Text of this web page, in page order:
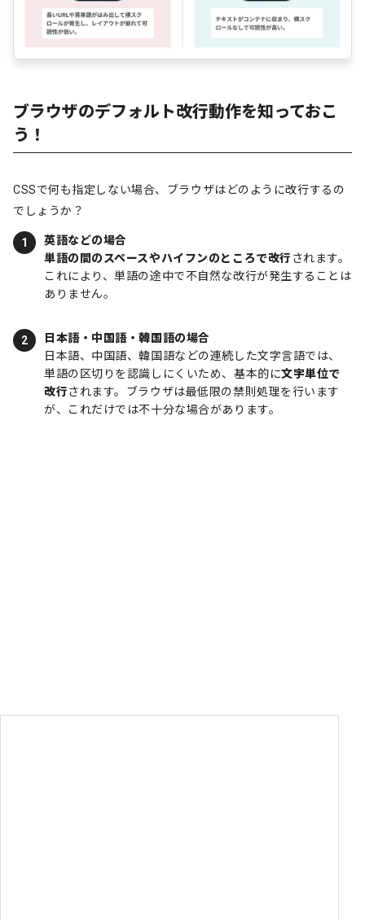
ブラウザのデフォルト改行動作を知っておこ
う！
CSSで何も指定しない場合、ブラウザはどのように改行するの
でしょうか？
英語などの場合
単語の間のスペースやハイフンのところで改行 されます。
これにより、単語の途中で不自然な改行が発生することは
ありません。
日本語・中国語・韓国語の場合
日本語、中国語、韓国語などの連続した文字言語では、
単語の区切りを認識しにくいため、基本的に文字単位で
改行されます。ブラウザは最低限の禁則処理を行います
が、これだけでは不十分な場合があります。